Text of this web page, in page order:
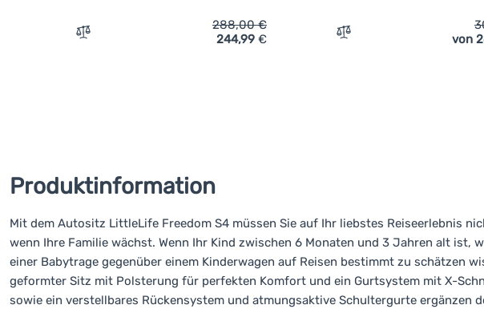
Vergleichen
288,00€
244,99 € Vergleichen
von
Produktinformation
Mit dem Autositz LittleLife Freedom S4 müssen Sie auf Ihr liebstes Reiseerlebnis
wenn Ihre Familie wächst. Wenn Ihr Kind zwischen 6 Monaten und 3 Jahren alt ist,
einer Babytrage gegenüber einem Kinderwagen auf Reisen bestimmt zu schätzen
geformter Sitz mit Polsterung für perfekten Komfort und ein Gurtsystem mit X-
sowie ein verstellbares Rückensystem und atmungsaktive Schultergurte ergänzen